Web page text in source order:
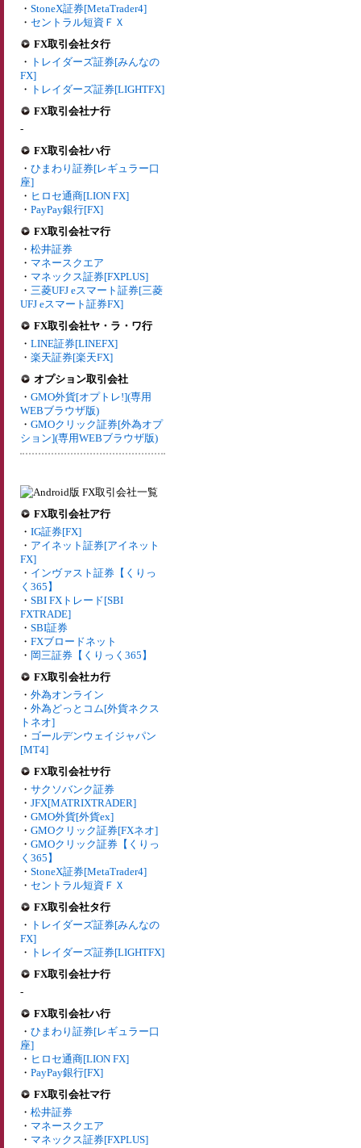
・ StoneX証券[MetaTrader4]
・ セントラル短資ＦＸ
FX取引会社タ行
・ トレイダーズ証券[みんなの
FX]
・ トレイダーズ証券[LIGHTFX]
FX取引会社ナ行
-
FX取引会社ハ行
・ ひまわり証券[レギュラー口
座]
・ ヒロセ通商[LION FX]
・ PayPay銀行[FX]
FX取引会社マ行
・ 松井証券
・ マネースクエア
・ マネックス証券[FXPLUS]
・ 三菱UFJ eスマート証券[三菱
UFJ eスマート証券FX]
FX取引会社ヤ・ラ・ワ行
・ LINE証券[LINEFX]
・ 楽天証券[楽天FX]
オプション取引会社
・ GMO外貨[オプトレ!](専用
WEBブラウザ版)
・ GMOクリック証券[外為オプ
ション](専用WEBブラウザ版)
FX取引会社ア行
・ IG証券[FX]
・ アイネット証券[アイネット
FX]
・ インヴァスト証券【くりっ
く365】
・ SBI FXトレード[SBI
FXTRADE]
・ SBI証券
・ FXブロードネット
・ 岡三証券【くりっく365】
FX取引会社カ行
・ 外為オンライン
・ 外為どっとコム[外貨ネクス
トネオ]
・ ゴールデンウェイジャパン
[MT4]
FX取引会社サ行
・ サクソバンク証券
・ JFX[MATRIXTRADER]
・ GMO外貨[外貨ex]
・ GMOクリック証券[FXネオ]
・ GMOクリック証券【くりっ
く365】
・ StoneX証券[MetaTrader4]
・ セントラル短資ＦＸ
FX取引会社タ行
・ トレイダーズ証券[みんなの
FX]
・ トレイダーズ証券[LIGHTFX]
FX取引会社ナ行
-
FX取引会社ハ行
・ ひまわり証券[レギュラー口
座]
・ ヒロセ通商[LION FX]
・ PayPay銀行[FX]
FX取引会社マ行
・ 松井証券
・ マネースクエア
・ マネックス証券[FXPLUS]